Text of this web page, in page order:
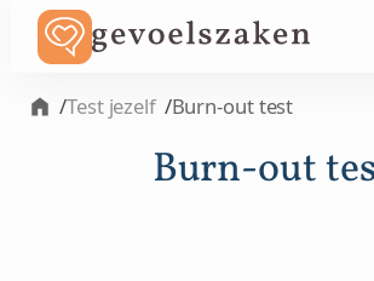
/Test jezelf /Burn-out test
Burn-out